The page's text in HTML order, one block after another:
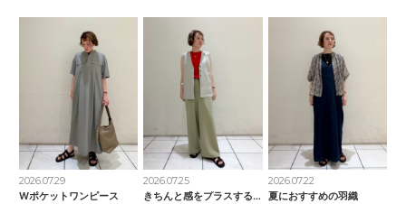
2026.07.29
Wポケットワンピース
2026.07.25
きちんと感をプラスするベスト
2026.07.22
夏におすすめの羽織